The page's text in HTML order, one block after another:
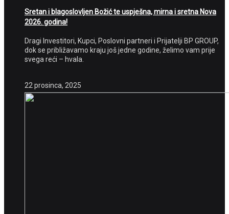
Sretan i blagoslovljen Božić te uspješna, mirna i sretna Nova
2026. godina!
Dragi Investitori, Kupci, Poslovni partneri i Prijatelji BP GROUP,
dok se približavamo kraju još jedne godine, želimo vam prije
svega reći – hvala.
22 prosinca, 2025